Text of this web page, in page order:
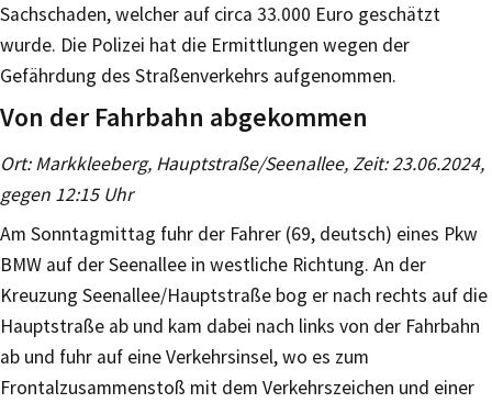
Sachschaden, welcher auf circa 33.000 Euro geschätzt
wurde. Die Polizei hat die Ermittlungen wegen der
Gefährdung des Straßenverkehrs aufgenommen.
Von der Fahrbahn abgekommen
Ort: Markkleeberg, Hauptstraße/Seenallee, Zeit: 23.06.2024,
gegen 12:15 Uhr
Am Sonntagmittag fuhr der Fahrer (69, deutsch) eines Pkw
BMW auf der Seenallee in westliche Richtung. An der
Kreuzung Seenallee/Hauptstraße bog er nach rechts auf die
Hauptstraße ab und kam dabei nach links von der Fahrbahn
ab und fuhr auf eine Verkehrsinsel, wo es zum
Frontalzusammenstoß mit dem Verkehrszeichen und einer